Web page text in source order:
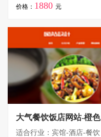
价格： 1880 元
大气餐饮饭店网站-橙色
适合行业：宾馆-酒店-餐饮